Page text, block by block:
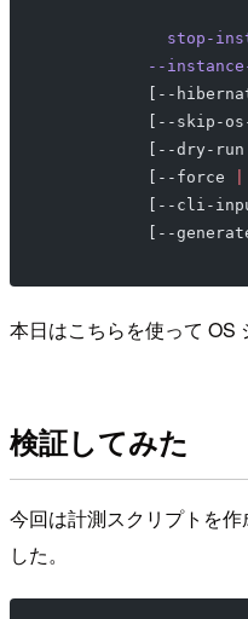
stop-
--
[--
[--skip-
          [--dry-run
          [--force
[--cli-
[--
本日はこちらを使って OS
検証してみた
今回は計測スクリプトを
した。